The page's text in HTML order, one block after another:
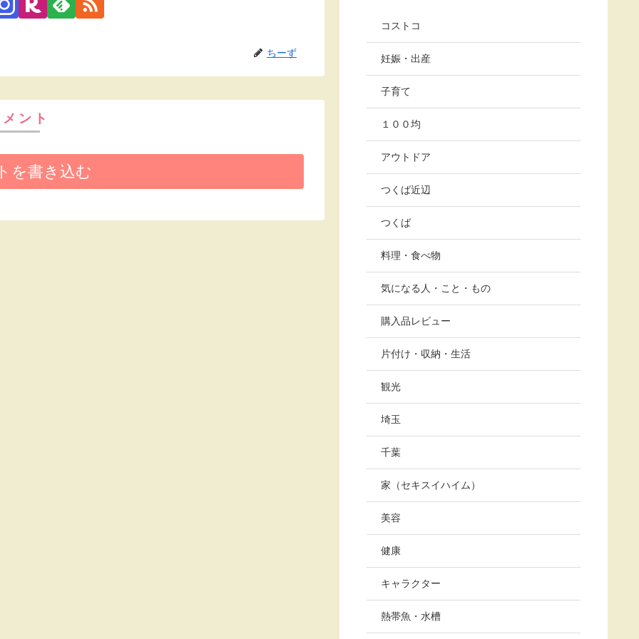
ちーず
ント
を書き込む
コストコ
妊娠・出産
子育て
１００均
アウトドア
つくば近辺
つくば
料理・食べ物
気になる人・こと・もの
購入品レビュー
片付け・収納・生活
観光
埼玉
千葉
家（セキスイハイム）
美容
健康
キャラクター
熱帯魚・水槽